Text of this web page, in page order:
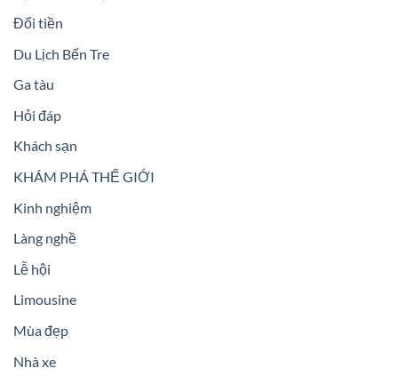
Đổi tiền
Du Lịch Bến Tre
Ga tàu
Hỏi đáp
Khách sạn
KHÁM PHÁ THẾ GIỚI
Kinh nghiệm
Làng nghề
Lễ hội
Limousine
Mùa đẹp
Nhà xe